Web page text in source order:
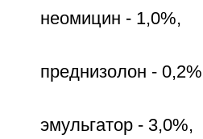
неомицин - 1,0%,
преднизолон -
эмульгатор - 3,0%,